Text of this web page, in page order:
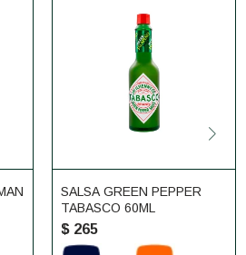
SALSA GREEN PEPPER
TABASCO 60ML
$ 265